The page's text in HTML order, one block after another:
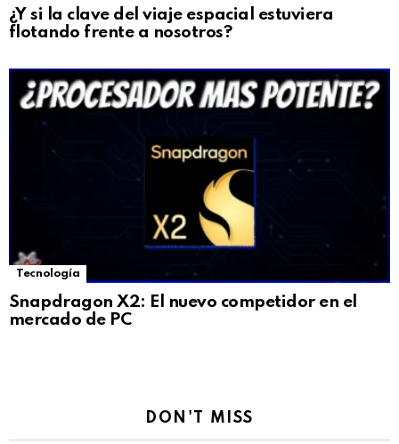
¿Y si la clave del viaje espacial estuviera
flotando frente a nosotros?
Tecnología
Snapdragon X2: El nuevo competidor en el
mercado de PC
DON'T MISS